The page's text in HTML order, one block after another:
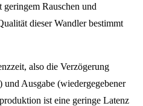
Rauschen und
dieser Wandler bestimmt
also die Verzögerung
Ausgabe (wiedergegebener
ist eine geringe Latenz